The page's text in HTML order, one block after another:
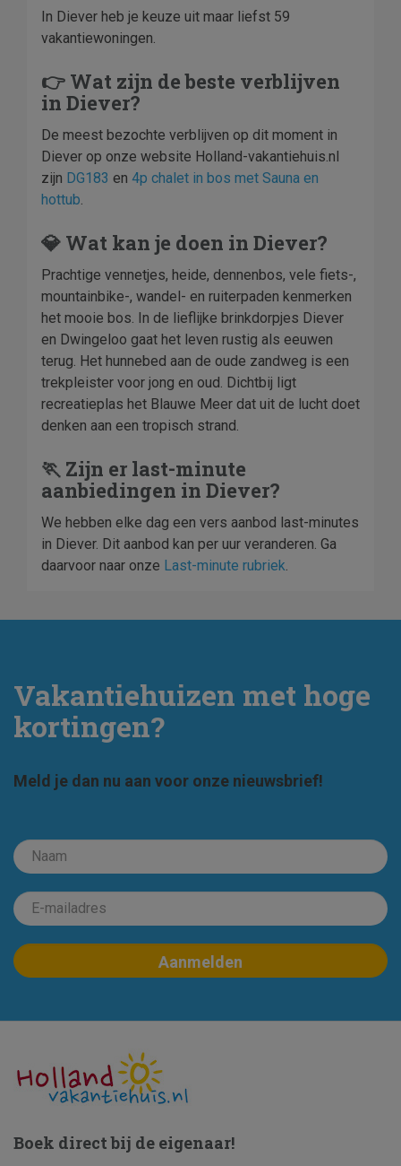
In Diever heb je keuze uit maar liefst 59
vakantiewoningen.
👉 Wat zijn de beste verblijven
in Diever?
De meest bezochte verblijven op dit moment in
Diever op onze website Holland-vakantiehuis.nl
zijn DG183 en 4p chalet in bos met Sauna en
hottub.
💎 Wat kan je doen in Diever?
Prachtige vennetjes, heide, dennenbos, vele fiets-,
mountainbike-, wandel- en ruiterpaden kenmerken
het mooie bos. In de lieflijke brinkdorpjes Diever
en Dwingeloo gaat het leven rustig als eeuwen
terug. Het hunnebed aan de oude zandweg is een
trekpleister voor jong en oud. Dichtbij ligt
recreatieplas het Blauwe Meer dat uit de lucht doet
denken aan een tropisch strand.
🏃 Zijn er last-minute
aanbiedingen in Diever?
We hebben elke dag een vers aanbod last-minutes
in Diever. Dit aanbod kan per uur veranderen. Ga
daarvoor naar onze Last-minute rubriek.
Vakantiehuizen met hoge
kortingen?
Meld je dan nu aan voor onze nieuwsbrief!
Boek direct bij de eigenaar!